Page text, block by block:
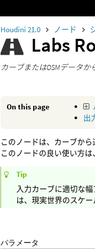
Houdini 21.0 ノード
Labs
カーブまたはOSMデータか
On this page
出
このノードは、カーブか
このノードの良い使い方は
Tip
入力カーブに適切な
は、現実世界のスケ
パラメータ